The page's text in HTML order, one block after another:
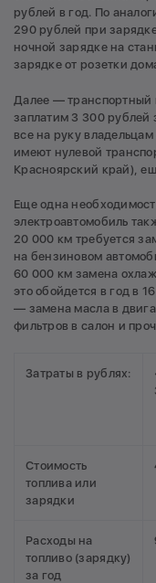
рублей в год. По
290 рублей при
ночной зарядке на
зарядке от розетки
Далее — транспортный
заплатим 3 300 рублей
все на руку
имеют нулевой
Красноярский край),
Еще одна
электроавтомобиль
20 000 км требуется
на бензиновом
60 000 км замена
это обойдется в год в
— замена масла в
фильтров в салон и
Затраты в рублях:
Стоимость
топлива или
зарядки
Расходы на
топливо (зарядку)
за год